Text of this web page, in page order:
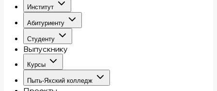
Институт
Абитуриенту
Студенту
Выпускнику
Курсы
Пыть-Яхский колледж